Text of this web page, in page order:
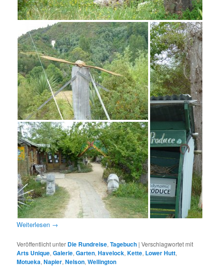
Weiterlesen →
Veröffentlicht unter Die Rundreise,Tagebuch |Verschlagwortet mit
Arts Unique,Galerie,Garten,Havelock,Kette, Lower Hutt,
Motueka,Napier,Nelson,Wellington